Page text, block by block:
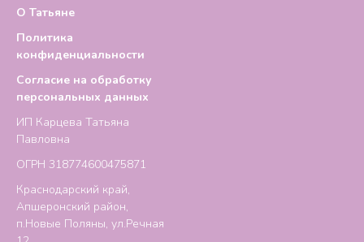
О Татьяне
Политика
конфиденциальности
Согласие на обработку
персональных данных
ИП Карцева Татьяна
Павловна
ОГРН 318774600475871
Краснодарский край,
Апшеронский район,
п.Новые Поляны, ул.Речная